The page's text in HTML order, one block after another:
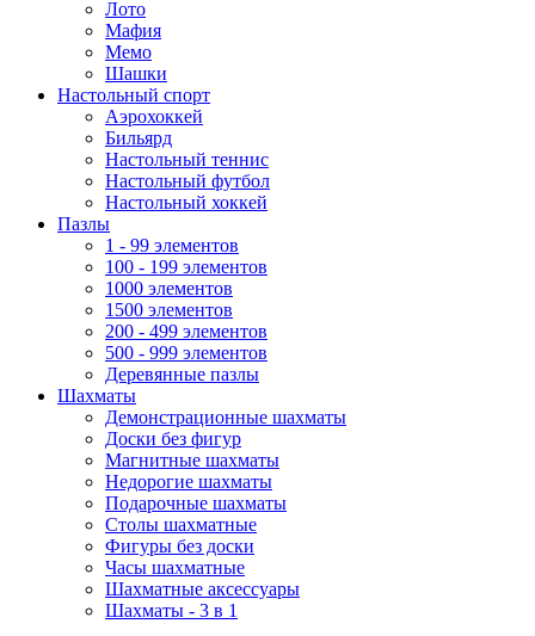
Лото
Мафия
Мемо
Шашки
Настольный спорт
Аэрохоккей
Бильярд
Настольный теннис
Настольный футбол
Настольный хоккей
Пазлы
1 - 99 элементов
100 - 199 элементов
1000 элементов
1500 элементов
200 - 499 элементов
500 - 999 элементов
Деревянные пазлы
Шахматы
Демонстрационные шахматы
Доски без фигур
Магнитные шахматы
Недорогие шахматы
Подарочные шахматы
Столы шахматные
Фигуры без доски
Часы шахматные
Шахматные аксессуары
Шахматы - 3 в 1